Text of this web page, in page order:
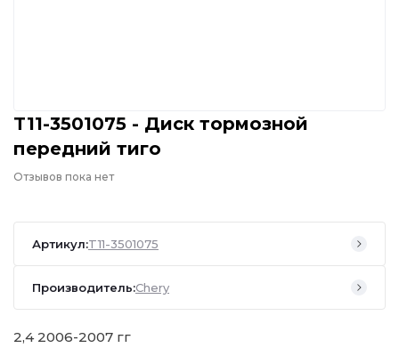
T11-3501075 - Диск тормозной
передний тиго
Отзывов пока нет
Артикул:T11-3501075
Производитель:Chery
2,4 2006-2007 гг